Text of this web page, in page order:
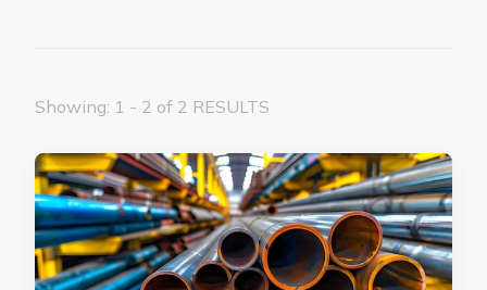
Showing: 1 - 2 of 2 RESULTS